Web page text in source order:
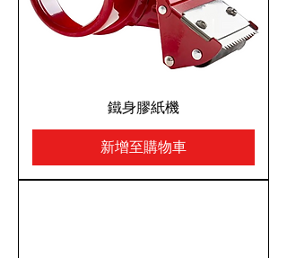
鐵身膠紙機
新增至購物車